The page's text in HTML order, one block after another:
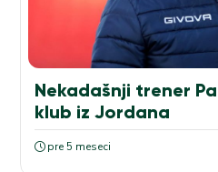
Nekadašnji trener
klub iz Jordana
pre 5 meseci